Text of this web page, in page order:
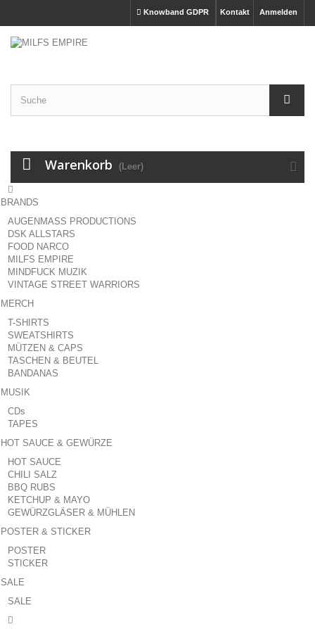
Anmelden
Kontakt
Knowband GDPR
Warenkorb (Leer)

BRANDS
AUGENMASS PRODUCTIONS
DSK ALLSTARS
FOOD NARCO
MILFS EMPIRE
MINDFUCK MUZIK
VINTAGE STREET WARRIORS
MERCH
T-SHIRTS
SWEATSHIRTS
MÜTZEN & CAPS
TASCHEN & BEUTEL
BANDANAS
MUSIK
CDs
TAPES
HOT SAUCE & GEWÜRZE
HOT SAUCE
CHILI SALZ
BBQ RUBS
KETCHUP & MAYO
GEWÜRZGLÄSER & MÜHLEN
POSTER & STICKER
POSTER
STICKER
SALE
SALE
